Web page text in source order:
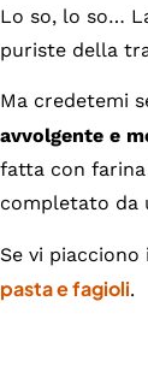
Lo so, lo so…
puriste della
Ma credetemi
avvolgente e
fatta con
completato da
Se vi
pasta e fagioli.